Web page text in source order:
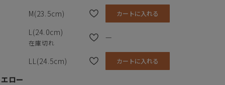
M(23.5cm) カートに入れる
L(24.0cm)
在庫切れ
—
LL(24.5cm) カートに入れる
ロー